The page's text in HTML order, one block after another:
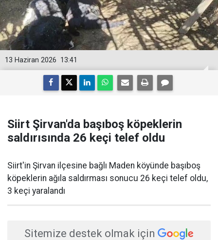
13:41
13 Haziran 2026
Siirt Şirvan'da başıboş köpeklerin
saldırısında 26 keçi telef oldu
Siirt'in Şirvan ilçesine bağlı Maden köyünde başıboş
köpeklerin ağıla saldırması sonucu 26 keçi telef oldu,
3 keçi yaralandı
Sitemize destek olmak için